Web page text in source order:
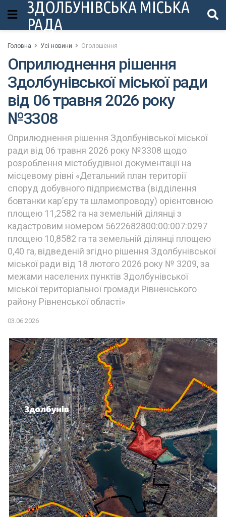
ЗДОЛБУНІВСЬКА МІСЬКА
РАДА
Головна Усі новини Оголошення
Оприлюднення рішення
Здолбунівської міської ради
від 06 травня 2026 року
№3308
Оприлюднення рішення Здолбунівської міської
ради від 06 травня 2026 року №3308 щодо
розроблення містобудівної документації на
місцевому рівні «Детальний план території
споруд добувного підприємства (відділення
бовтанки кар’єру та шламопроводу) орієнтовною
площею 11,2582 га на земельній ділянці з
кадастровим номером 5622682800:00:007:0297
площею 10,8582 га та земельній ділянці площею
0,40 га, відведеній згідно рішення Здолбунівської
міської ради від 18 лютого 2026 року № 3209, за
межами населених пунктів Здолбунівської
міської територіальної громади Рівненського
району Рівненської області»
03.06.2026